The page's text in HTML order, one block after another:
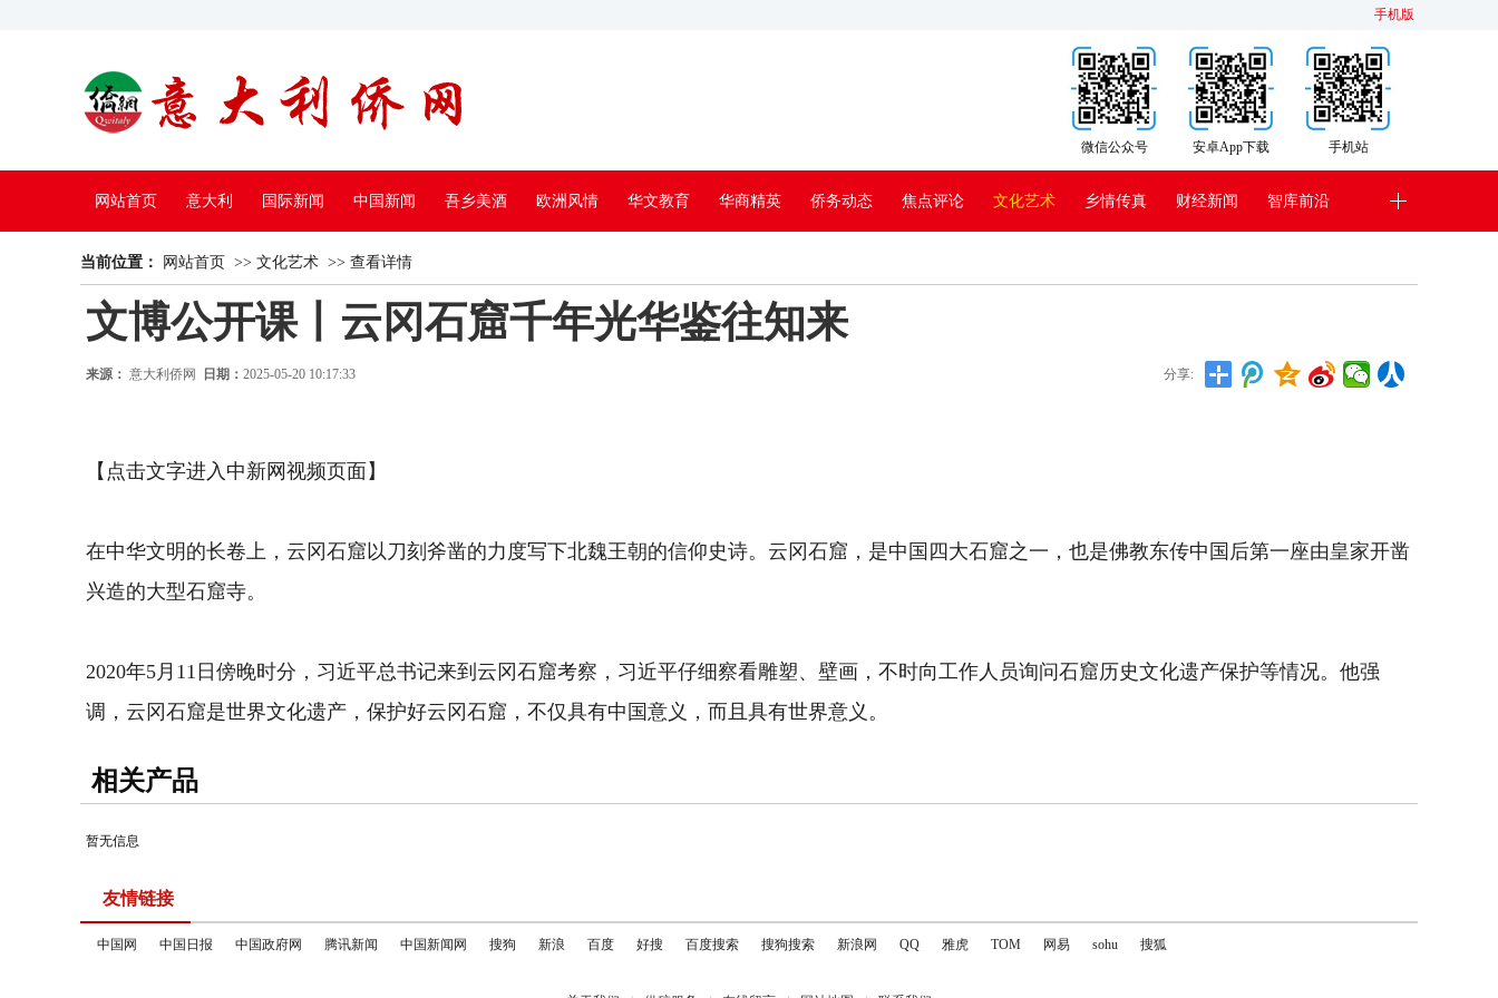
手机版
手机站
安卓App下载
微信公众号
网站首页 意大利 国际新闻 中国新闻 吾乡美酒 欧洲风情 华文教育 华商精英 侨务动态 焦点评论 文化艺术 乡情传真 财经新闻 智库前沿
中国电视
当前位置： 网站首页 >> 文化艺术 >> 查看详情
文博公开课丨云冈石窟千年光华鉴往知来
来源： 意大利侨网 日期： 2025-05-20 10:17:33 分享:
【点击文字进入中新网视频页面】
在中华文明的长卷上，云冈石窟以刀刻斧凿的力度写下北魏王朝的信仰史诗。云冈石窟，是中国四大石窟之一，也是佛教东传中国后第一座由皇家开凿
兴造的大型石窟寺。
2020年5月11日傍晚时分，习近平总书记来到云冈石窟考察，习近平仔细察看雕塑、壁画，不时向工作人员询问石窟历史文化遗产保护等情况。他强
调，云冈石窟是世界文化遗产，保护好云冈石窟，不仅具有中国意义，而且具有世界意义。
相关产品
暂无信息
友情链接
中国网 中国日报 中国政府网 腾讯新闻 中国新闻网 搜狗 新浪 百度 好搜 百度搜索 搜狗搜索 新浪网 QQ 雅虎 TOM 网易 sohu 搜狐